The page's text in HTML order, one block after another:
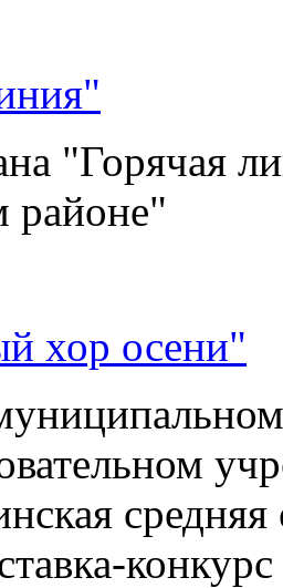
"Горячая
районе"
хор осени"
средняя